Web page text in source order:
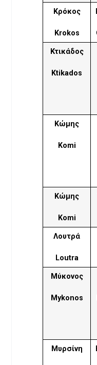
Κρόκος
Krokos
Κτικάδος
Ktikados
Κώμης
Komi
Κώμης
Komi
Λουτρά
Loutra
Μύκονος
Mykonos
Μυρσίνη